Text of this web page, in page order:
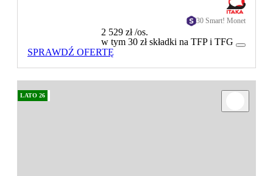
30 Smart! Monet
2 529 zł/os.
w tym 30 zł składki na TFP i TFG
SPRAWDŹ OFERTĘ
LATO 26